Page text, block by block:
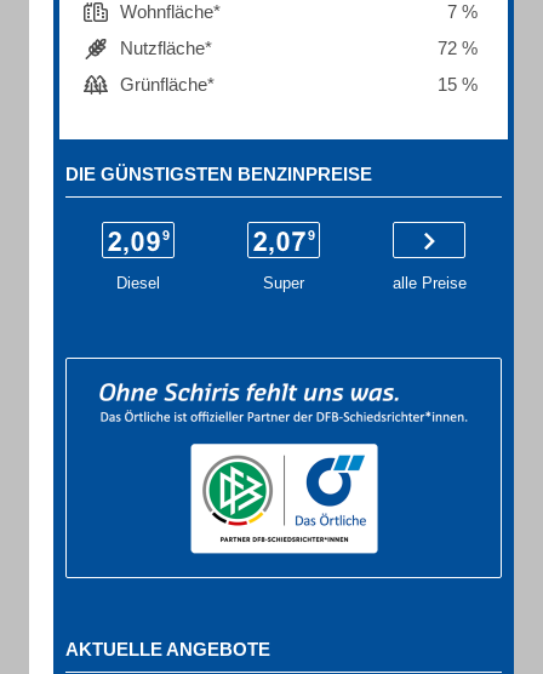
Wohnfläche*
7 %
Nutzfläche*
72 %
Grünfläche*
15 %
DIE GÜNSTIGSTEN BENZINPREISE
Diesel Super alle Preise
AKTUELLE ANGEBOTE